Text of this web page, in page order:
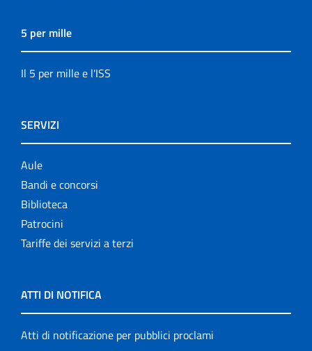
5 per mille
Il 5 per mille e l'ISS
SERVIZI
Aule
Bandi e concorsi
Biblioteca
Patrocini
Tariffe dei servizi a terzi
ATTI DI NOTIFICA
Atti di notificazione per pubblici proclami